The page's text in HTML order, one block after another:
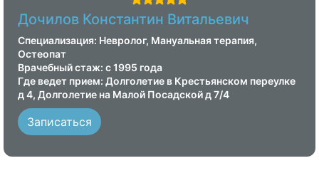
Дочилов Константин Витальевич
Специализация: Невролог, Мануальная терапия,
Остеопат
Врачебный стаж: с 1995 года
Где ведет прием: Долголетие в Крестьянском переулке
д 4, Долголетие на Малой Посадской д 7/4
Записаться